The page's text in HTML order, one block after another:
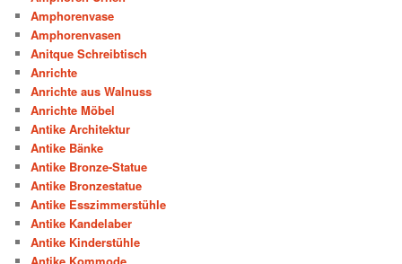
Amphorenvase
Amphorenvasen
Anitque Schreibtisch
Anrichte
Anrichte aus Walnuss
Anrichte Möbel
Antike Architektur
Antike Bänke
Antike Bronze-Statue
Antike Bronzestatue
Antike Esszimmerstühle
Antike Kandelaber
Antike Kinderstühle